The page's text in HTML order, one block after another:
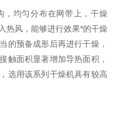
，均匀分布在网带上，干燥
热风，能够进行效果*的干燥
的预备成形后再进行干燥，
触面积显著增加导热面积，
选用该系列干燥机具有较高